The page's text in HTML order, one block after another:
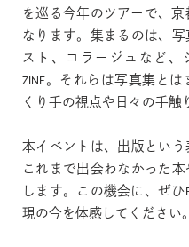
を巡る今年のツアーで、京
なります。集まるのは、
スト、コラージュなど、
ZINE。それらは写真集と
くり手の視点や日々の手触
本イベントは、出版という
これまで出会わなかった
します。この機会に、ぜひ
現の今を体感してください。